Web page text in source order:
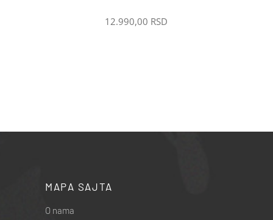
12.990,00 RSD
MAPA SAJTA
O nama